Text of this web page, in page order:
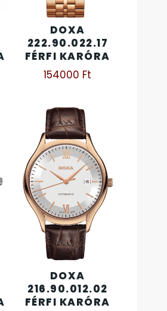
DOXA
222.90.022.17
FÉRFI KARÓRA
154000 Ft
DOXA
216.90.012.02
FÉRFI KARÓRA